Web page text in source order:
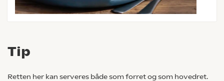
Tip
Retten her kan serveres både som forret og som hovedret.